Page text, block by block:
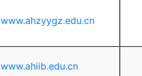
www.ahzyygz.edu.cn
www.ahiib.edu.cn